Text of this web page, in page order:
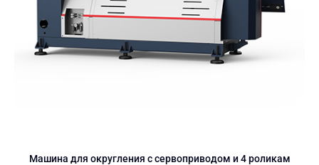
Машина для округления с сервоприводом и 4 роликам